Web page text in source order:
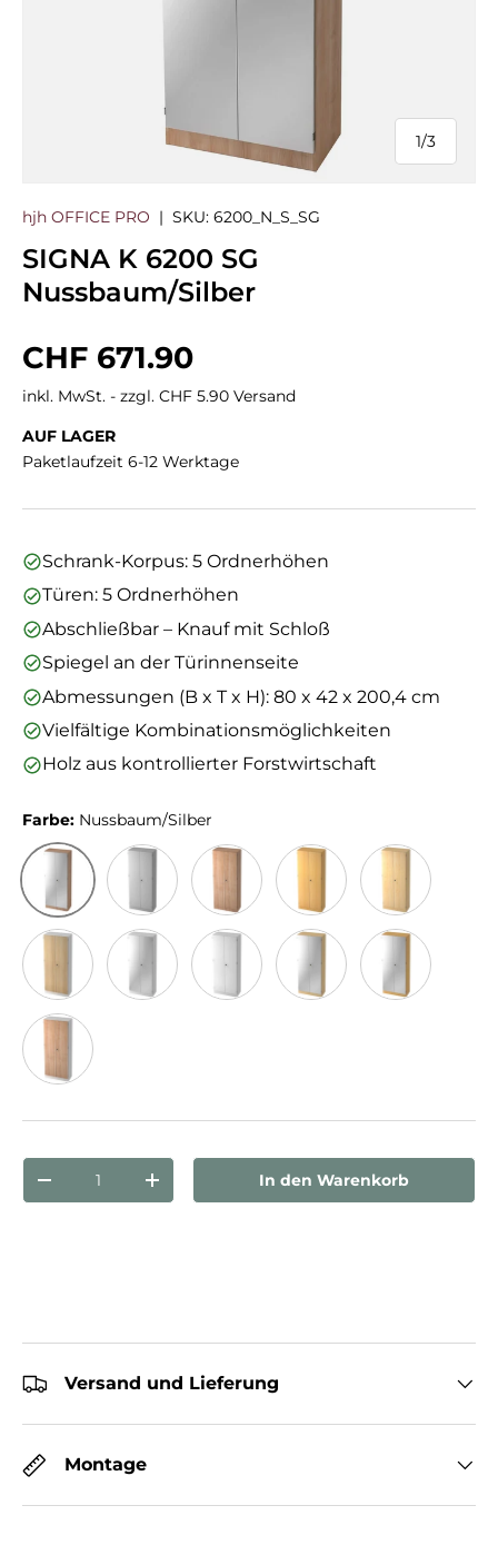
1/
von
3
hjh OFFICE PRO | SKU: 6200_N_S_SG
SIGNA K 6200 SG
Nussbaum/Silber
Normaler Preis
CHF 671.90
inkl. MwSt. - zzgl. CHF 5.90 Versand
AUF LAGER
Paketlaufzeit 6-12 Werktage
Schrank-Korpus: 5 Ordnerhöhen
Türen: 5 Ordnerhöhen
Abschließbar – Knauf mit Schloß
Spiegel an der Türinnenseite
Abmessungen (B x T x H): 80 x 42 x 200,4 cm
Vielfältige Kombinationsmöglichkeiten
Holz aus kontrollierter Forstwirtschaft
Farbe: Nussbaum/Silber
Nussbaum/Silber
Grau Nussbaum Buche Ahorn
Weiß/Eiche
Anzahl
Menge verringernMenge erhöhenIn den Warenkorb
Versand und Lieferung
Montage